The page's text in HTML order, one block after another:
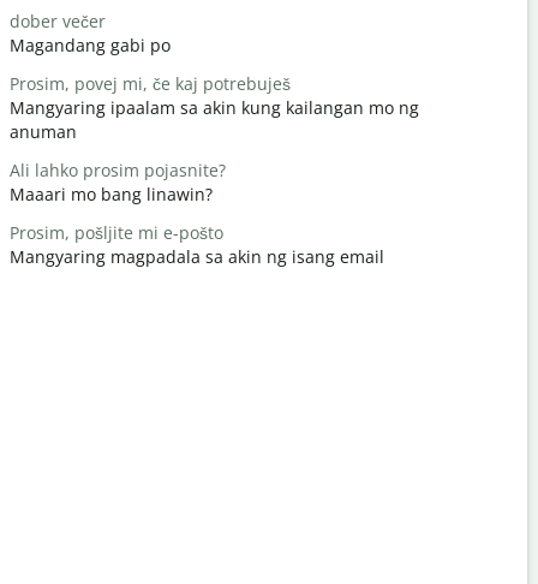
dober večer
Magandang gabi po
Prosim, povej mi, če kaj potrebuješ
Mangyaring ipaalam sa akin kung kailangan mo ng
anuman
Ali lahko prosim pojasnite?
Maaari mo bang linawin?
Prosim, pošljite mi e-pošto
Mangyaring magpadala sa akin ng isang email